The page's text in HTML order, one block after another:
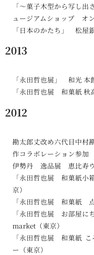
「〜菓子木型から写し
ュージアムショップ オ
「日本のかたち」 松屋
2013
「永田哲也展」 和光 本
「永田哲也展 和菓紙 秋
2012
勘太郎丈改め六代目中村
作コラボレーション参加
伊勢丹 逸品展 恵比寿ウ
「永田哲也展 和菓紙小
京）
「永田哲也展 和菓紙
「永田哲也展 お部屋
market（東京）
「永田哲也展 和菓紙
ー（東京）